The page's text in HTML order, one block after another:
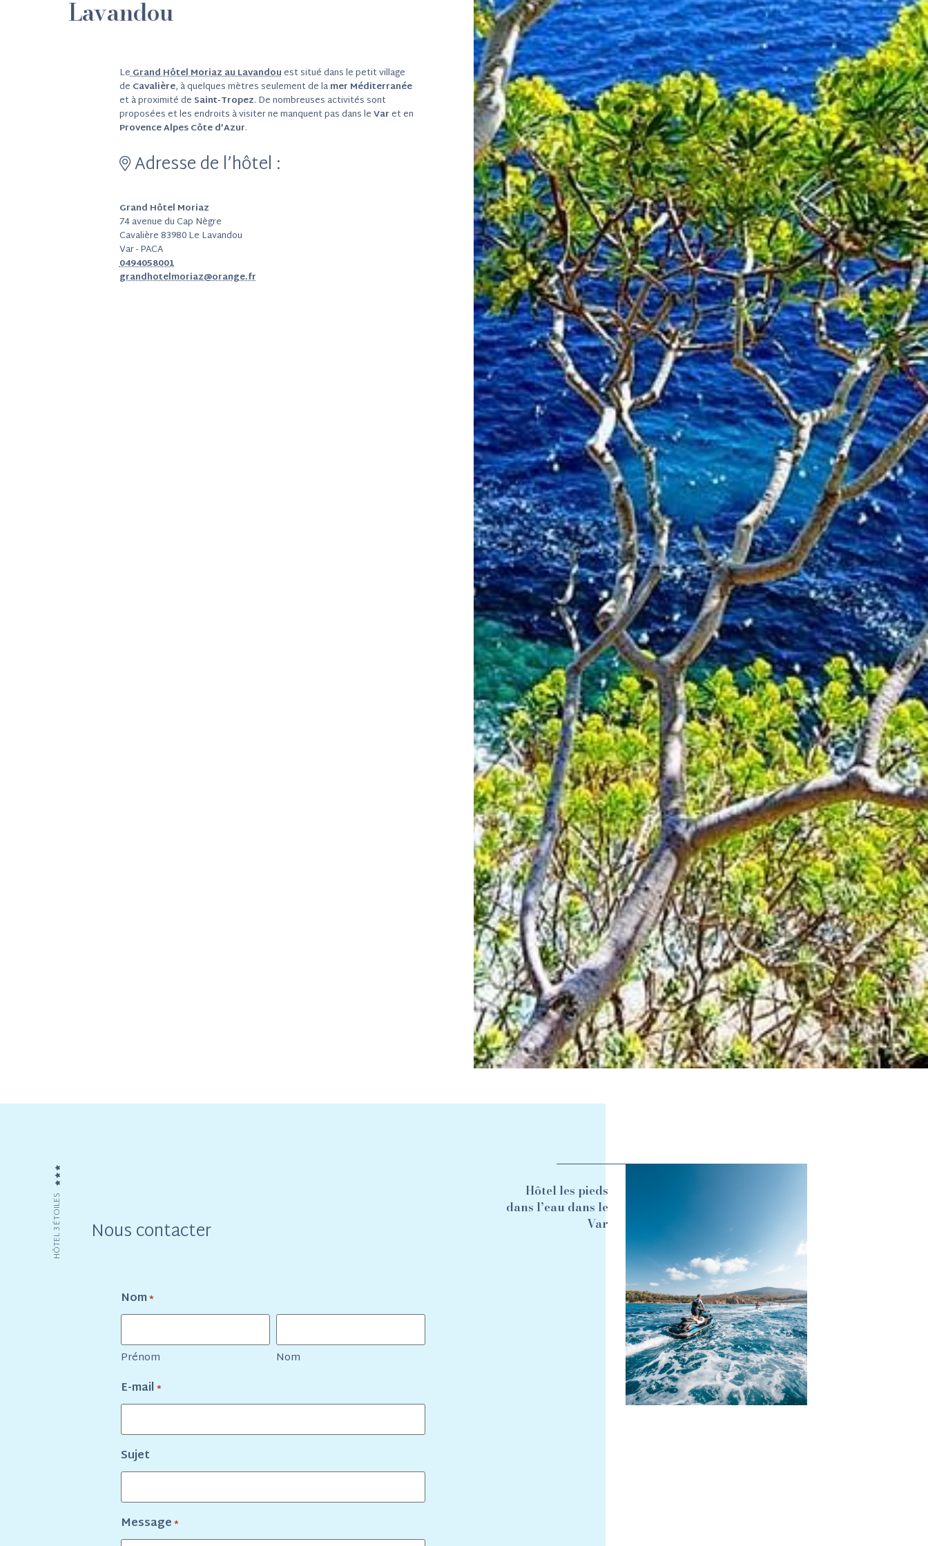
Lavandou
LeGrand Hôtel Moriaz au Lavandouest situé dans le petit village
de Cavalière, à quelques mètres seulement de lamer Méditerranée
et à proximité de Saint-Tropez. De nombreuses activités sont
proposées et les endroits à visiter ne manquent pas dans leVaret en
Provence Alpes Côte d’Azur.
Adresse de l’hôtel :
Grand Hôtel Moriaz
74 avenue du Cap Nègre
Cavalière 83980 Le Lavandou
Var - PACA
0494058001
grandhotelmoriaz@orange.fr
HÔTEL 3 ÉTOILES Nous contacter
Nom*
Prénom Nom
E-mail *
Sujet
Message*
Hôtel les pieds
dans l’eau dans le
Var